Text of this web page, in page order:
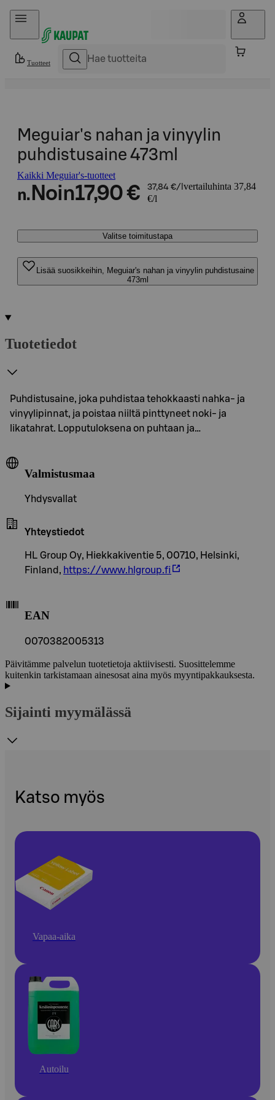
Hyppää sisältöön
Tuotteet
Meguiar's nahan ja vinyylin
puhdistusaine 473ml
Kaikki Meguiar's-tuotteet
n. Noin17,90 € 37,84 €/l vertailuhinta 37,84
€/l
Valitse toimitustapa
Lisää suosikkeihin, Meguiar's nahan ja vinyylin puhdistusaine
473ml
Tuotetiedot
Puhdistusaine, joka puhdistaa tehokkaasti nahka- ja
vinyylipinnat, ja poistaa niiltä pinttyneet noki- ja
likatahrat. Lopputuloksena on puhtaan ja…
Valmistusmaa
Yhdysvallat
Yhteystiedot
HL Group Oy, Hiekkakiventie 5, 00710, Helsinki,
Finland, https://www.hlgroup.fi
EAN
0070382005313
Päivitämme palvelun tuotetietoja aktiivisesti. Suosittelemme
kuitenkin tarkistamaan ainesosat aina myös myyntipakkauksesta.
Sijainti myymälässä
Katso myös
Vapaa-aika
Autoilu